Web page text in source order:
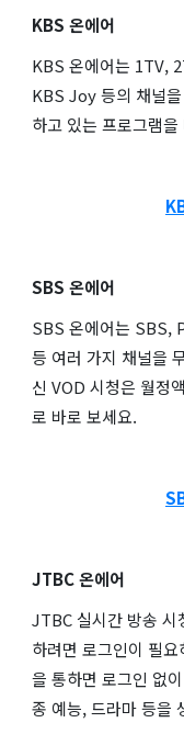
KBS 온에어
KBS 온에어는 1TV,
KBS Joy 등의 채널
하고 있는 프로그램
SBS 온에어
SBS 온에어는 SBS,
등 여러 가지 채널을
신 VOD 시청은 월정
로 바로 보세요.
JTBC 온에어
JTBC 실시간 방송 시
하려면 로그인이 필
을 통하면 로그인 없
종 예능, 드라마 등을